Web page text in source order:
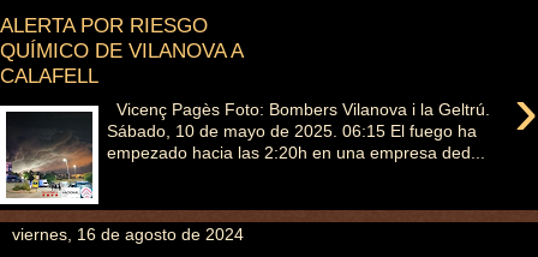
ALERTA POR RIESGO
QUÍMICO DE VILANOVA A
CALAFELL
›
Vicenç Pagès Foto: Bombers Vilanova i la Geltrú.
Sábado, 10 de mayo de 2025. 06:15 El fuego ha
empezado hacia las 2:20h en una empresa ded...
viernes, 16 de agosto de 2024